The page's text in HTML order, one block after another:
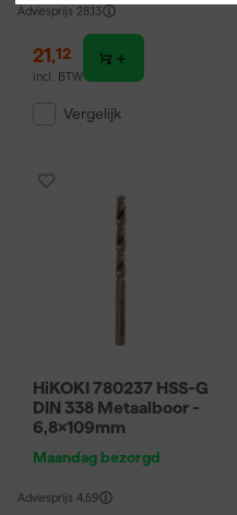
Adviesprijs 28,13
21,12
incl. BTW
Vergelijk
HiKOKI 780237 HSS-G
DIN 338 Metaalboor -
6,8x109mm
Maandag bezorgd
Adviesprijs 4,59